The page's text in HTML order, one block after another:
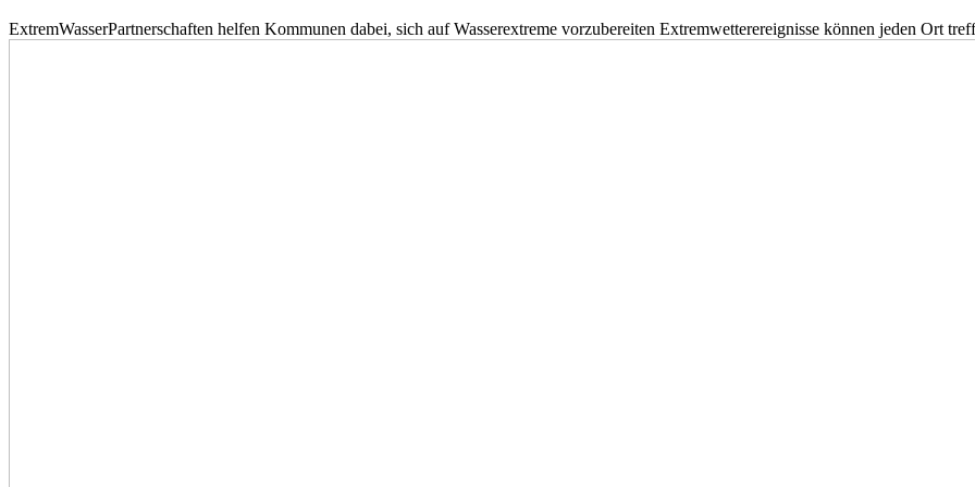
ExtremWasserPartnerschaften helfen Kommunen dabei, sich auf Wasserextreme vorzubereiten Extremwetterereignisse können jeden Ort